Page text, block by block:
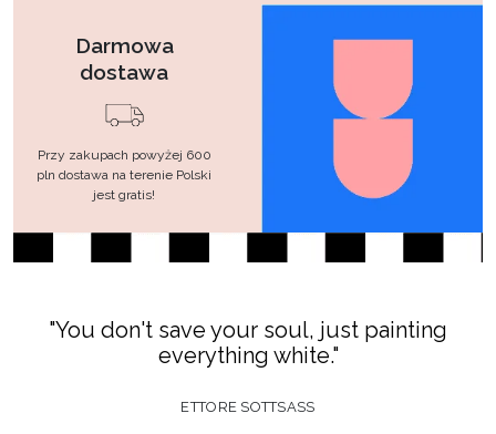
Darmowa
dostawa
Przy zakupach powyżej 600
pln dostawa na terenie Polski
jest gratis!
"You don't save your soul, just painting
everything white."
ETTORE SOTTSASS